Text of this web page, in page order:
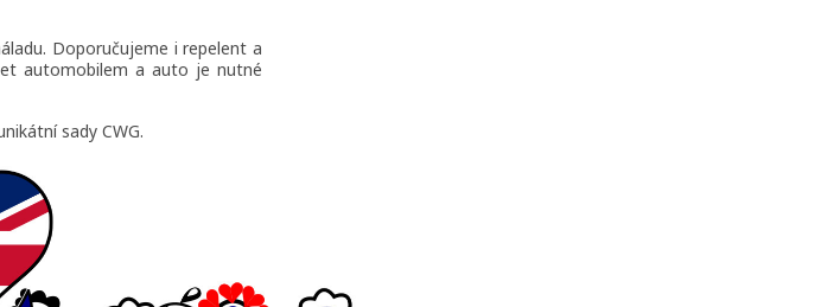
Doporučujeme i repelent a
automobilem a auto je nutné
sady CWG.